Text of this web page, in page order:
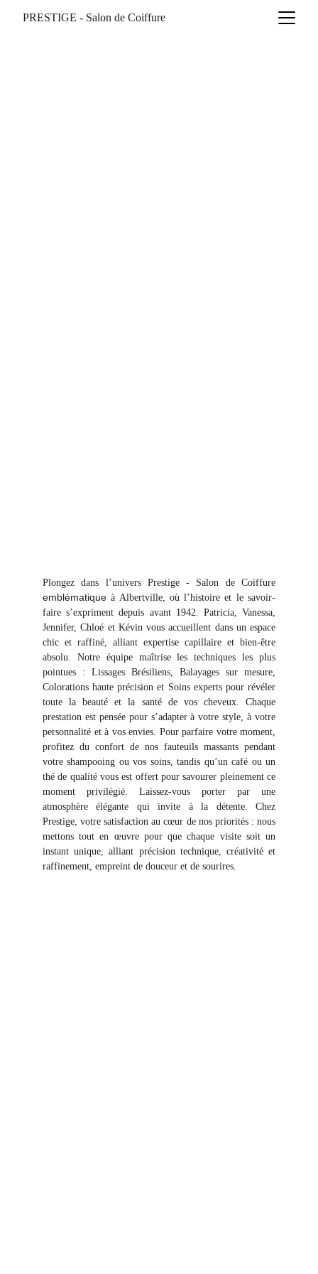
PRESTIGE - Salon de Coiffure
Plongez dans l’univers Prestige - Salon de Coiffure
emblématique à Albertville, où l’histoire et le savoir-
faire s’expriment depuis avant 1942. Patricia, Vanessa,
Jennifer, Chloé et Kévin vous accueillent dans un espace
chic et raffiné, alliant expertise capillaire et bien-être
absolu. Notre équipe maîtrise les techniques les plus
pointues : Lissages Brésiliens, Balayages sur mesure,
Colorations haute précision et Soins experts pour révéler
toute la beauté et la santé de vos cheveux. Chaque
prestation est pensée pour s’adapter à votre style, à votre
personnalité et à vos envies. Pour parfaire votre moment,
profitez du confort de nos fauteuils massants pendant
votre shampooing ou vos soins, tandis qu’un café ou un
thé de qualité vous est offert pour savourer pleinement ce
moment privilégié. Laissez-vous porter par une
atmosphère élégante qui invite à la détente. Chez
Prestige, votre satisfaction au cœur de nos priorités : nous
mettons tout en œuvre pour que chaque visite soit un
instant unique, alliant précision technique, créativité et
raffinement, empreint de douceur et de sourires.